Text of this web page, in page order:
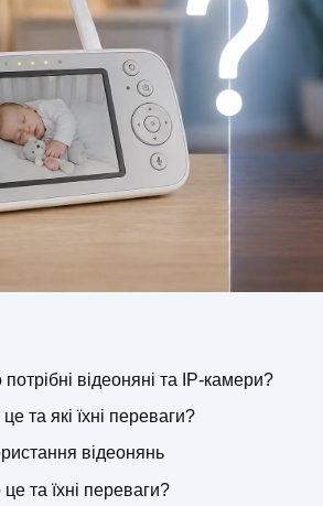
відеоняні та IP-камери?
та які їхні переваги?
відеонянь
та їхні переваги?